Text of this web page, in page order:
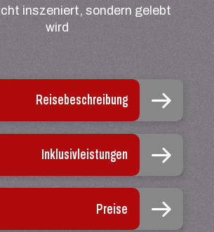
inszeniert, sondern gelebt
wird
Reisebeschreibung
Inklusivleistungen
Preise